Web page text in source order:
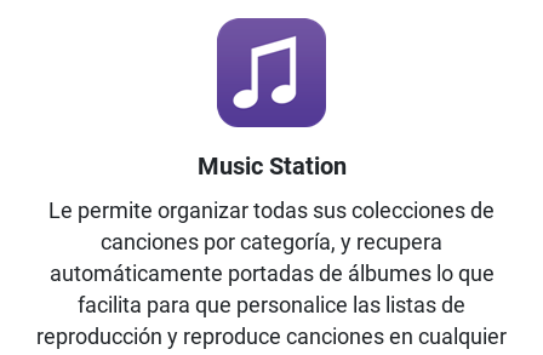
Music Station
Le permite organizar todas sus colecciones de
canciones por categoría, y recupera
automáticamente portadas de álbumes lo que
facilita para que personalice las listas de
reproducción y reproduce canciones en cualquier